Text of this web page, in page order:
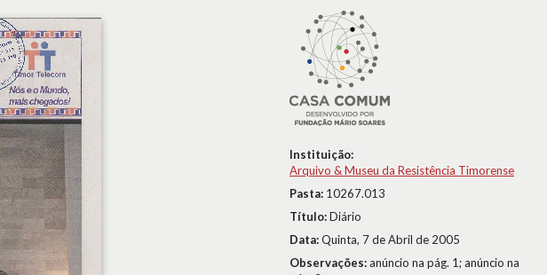
Instituição:
Arquivo & Museu da Resistência Timorense
Pasta: 10267.013
Título:Diário
Data:Quinta, 7 de Abril de 2005
Observações:anúncio na pág. 1; anúncio na